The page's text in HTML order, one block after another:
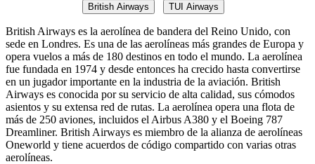
British Airways TUI Airways
British Airways es la aerolínea de bandera del Reino Unido, con
sede en Londres. Es una de las aerolíneas más grandes de Europa y
opera vuelos a más de 180 destinos en todo el mundo. La aerolínea
fue fundada en 1974 y desde entonces ha crecido hasta convertirse
en un jugador importante en la industria de la aviación. British
Airways es conocida por su servicio de alta calidad, sus cómodos
asientos y su extensa red de rutas. La aerolínea opera una flota de
más de 250 aviones, incluidos el Airbus A380 y el Boeing 787
Dreamliner. British Airways es miembro de la alianza de aerolíneas
Oneworld y tiene acuerdos de código compartido con varias otras
aerolíneas.